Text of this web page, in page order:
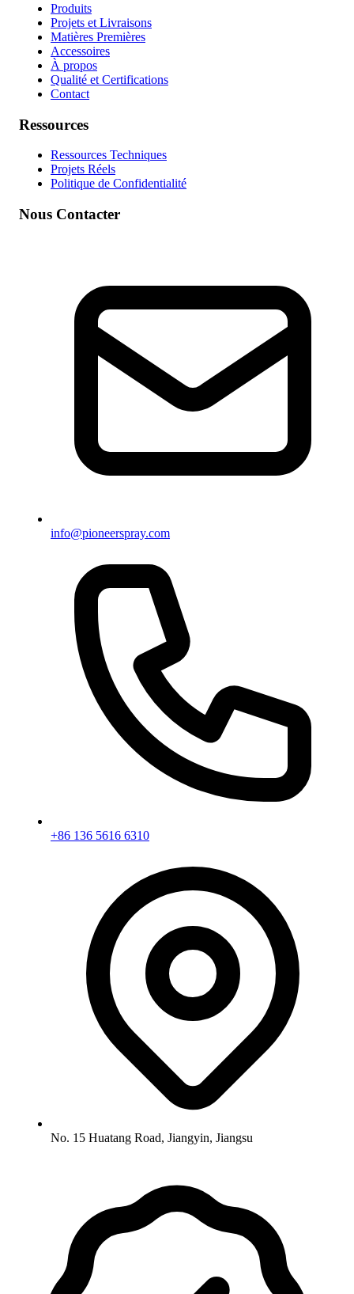
Produits
Projets et Livraisons
Matières Premières
Accessoires
À propos
Qualité et Certifications
Contact
Ressources
Ressources Techniques
Projets Réels
Politique de Confidentialité
Nous Contacter
info@pioneerspray.com
+86 136 5616 6310
No. 15 Huatang Road, Jiangyin, Jiangsu